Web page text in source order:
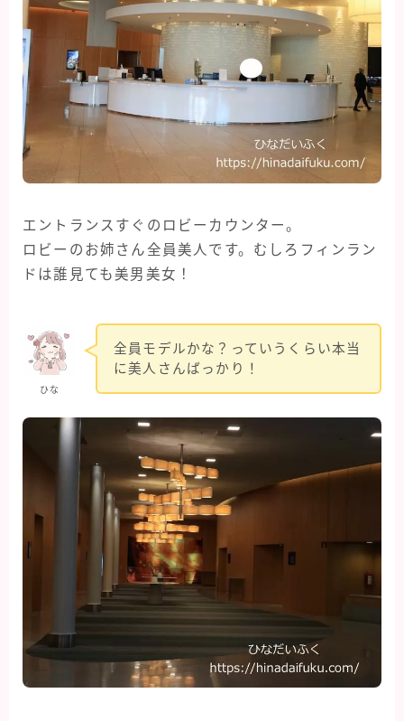
エントランスすぐのロビーカウンター。
ロビーのお姉さん全員美人です。むしろフィンラン
ドは誰見ても美男美女！
ひな
全員モデルかな？っていうくらい本当
に美人さんばっかり！